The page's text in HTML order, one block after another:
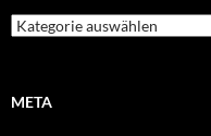
Kategorien
META